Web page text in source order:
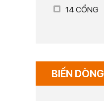
14 CỔNG
BIẾN DÒNG